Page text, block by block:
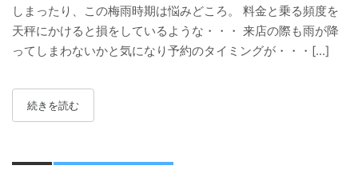
しまったり、この梅雨時期は悩みどころ。 料金と乗る頻度を
天秤にかけると損をしているような・・・ 来店の際も雨が降
ってしまわないかと気になり予約のタイミングが・・・[...]
続きを読む